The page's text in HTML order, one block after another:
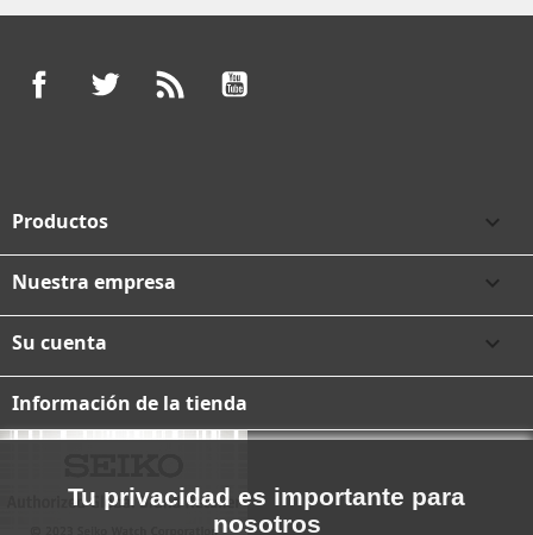
FacebookTwitter
Productos 
Nuestra empresa 
Su cuenta 
Información de la tienda
Tu privacidad es importante para
nosotros